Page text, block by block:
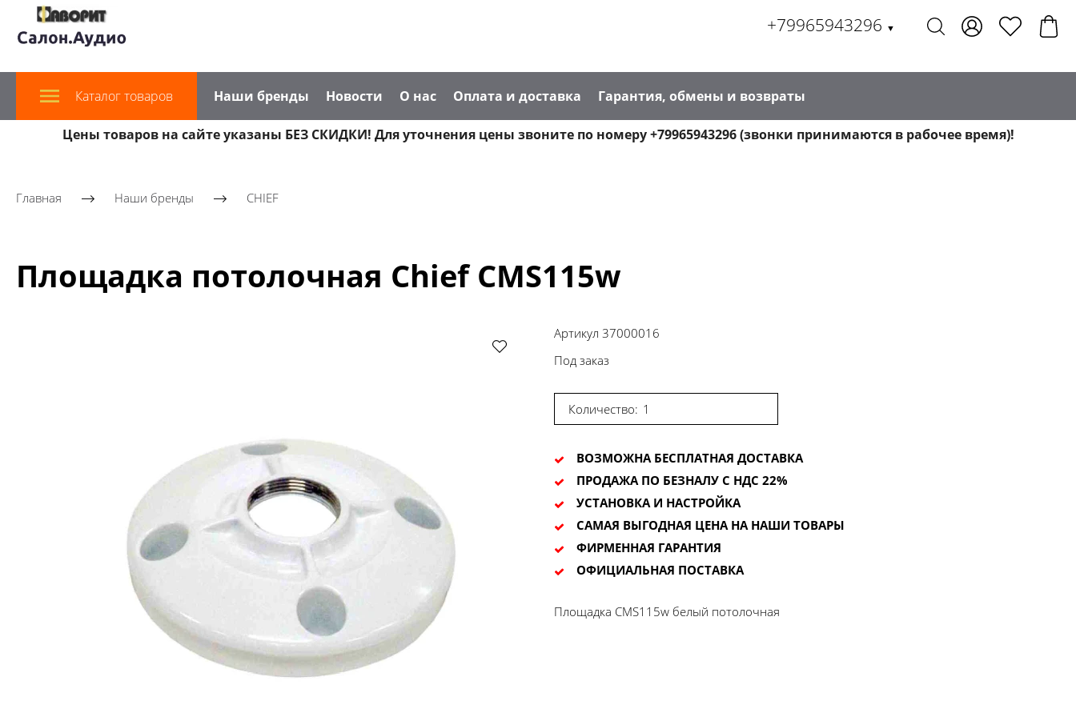
+79965943296 ▼
Каталог товаров Наши бренды Новости О нас Оплата и доставка Гарантия, обмены и возвраты
Цены товаров на сайте указаны БЕЗ СКИДКИ! Для уточнения цены звоните по номеру +79965943296 (звонки принимаются в рабочее время)!
Главная Наши бренды CHIEF
Площадка потолочная Chief CMS115w
Артикул 37000016
Под заказ
Количество:
ВОЗМОЖНА БЕСПЛАТНАЯ ДОСТАВКА
ПРОДАЖА ПО БЕЗНАЛУ С НДС 22%
УСТАНОВКА И НАСТРОЙКА
САМАЯ ВЫГОДНАЯ ЦЕНА НА НАШИ ТОВАРЫ
ФИРМЕННАЯ ГАРАНТИЯ
ОФИЦИАЛЬНАЯ ПОСТАВКА
Площадка CMS115w белый потолочная